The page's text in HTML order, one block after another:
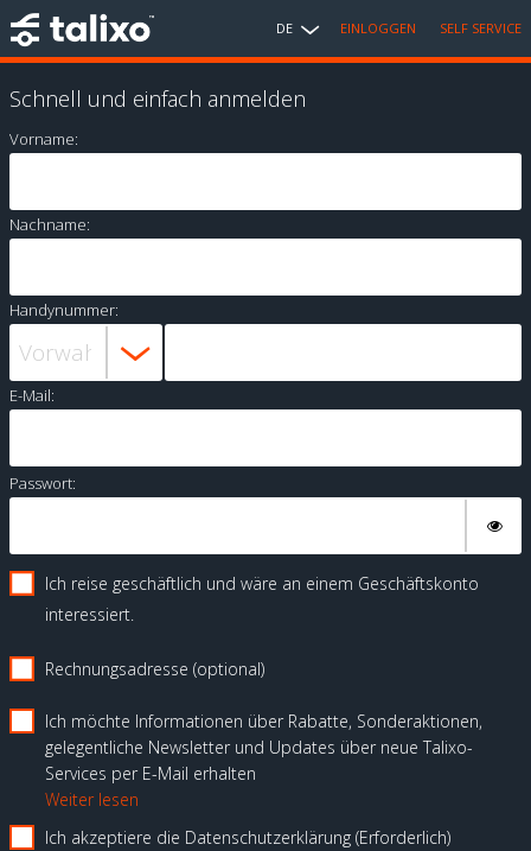
DE EINLOGGEN SELF SERVICE
Schnell und einfach anmelden
Vorname:
Nachname:
Handynummer:
E-Mail:
Passwort:
Ich reise geschäftlich und wäre an einem Geschäftskonto
interessiert.
Rechnungsadresse (optional)
Ich möchte Informationen über Rabatte, Sonderaktionen,
gelegentliche Newsletter und Updates über neue Talixo-
Services per E-Mail erhalten
Weiter lesen
Ich akzeptiere die Datenschutzerklärung Erforderlich